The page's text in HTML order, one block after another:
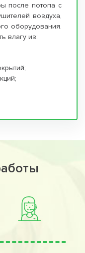
после потопа с
воздуха,
оборудования.
влагу из: